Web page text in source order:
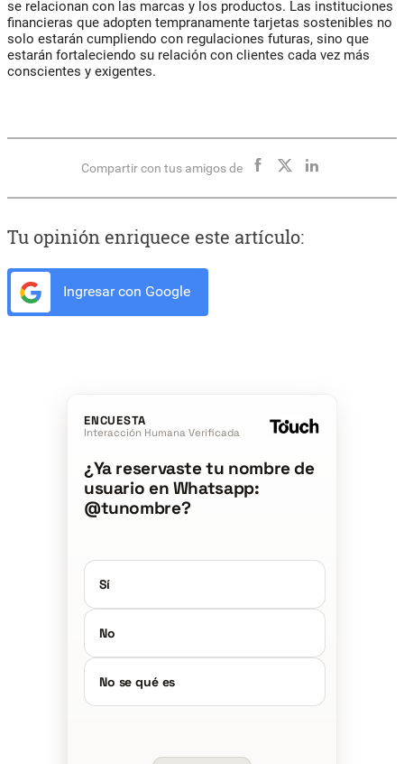
se relacionan con las marcas y los productos. Las instituciones
financieras que adopten tempranamente tarjetas sostenibles no
solo estarán cumpliendo con regulaciones futuras, sino que
estarán fortaleciendo su relación con clientes cada vez más
conscientes y exigentes.
Compartir con tus amigos de
Tu opinión enriquece este artículo:
Ingresar con Google
ENCUESTA
Interacción Humana Verificada
¿Ya reservaste tu nombre de
usuario en Whatsapp:
@tunombre?
Sí
No
No se qué es